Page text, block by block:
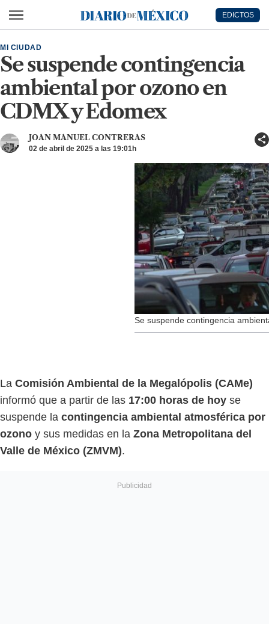
Diario de México
EDICTOS
Se suspende contingencia
ambiental por ozono en
CDMX y Edomex
MI CIUDAD
JOAN MANUEL CONTRERAS
02 de abril de 2025 a las 19:01h
Se suspende contingencia
La Comisión Ambiental de la Megalópolis (CAMe)
informó que a partir de las 17:00 horas de hoy se
suspende la contingencia ambiental atmosférica por
ozono y sus medidas en la Zona Metropolitana del
Valle de México (ZMVM).